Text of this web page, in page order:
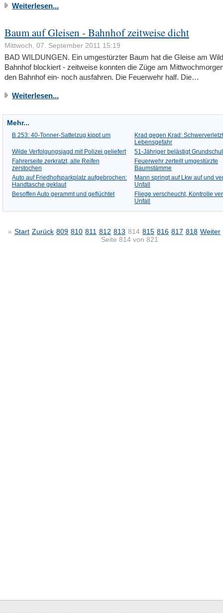
Weiterlesen...
Baum auf Gleisen - Bahnhof zeitweise dicht
Mittwoch, 07. September 2011 15:19
BAD WILDUNGEN. Ein umgestürzter Baum hat die Gleise am
Bahnhof blockiert - zeitweise konnten die Züge am
den Bahnhof ein- noch ausfahren. Die Feuerwehr half. Die…
Weiterlesen...
Mehr...
B 253: 40-Tonner-Sattelzug kippt um
Krad gegen Krad:
Lebensgefahr
Wilde Verfolgungsjagd mit Polizei geliefert
51-Jähriger belästigt
Fahrerseite zerkratzt, alle Reifen
zerstochen
Feuerwehr zerteilt umgestürzte
Baumstämme
Auto auf Friedhofsparkplatz aufgebrochen:
Handtasche geklaut
Mann springt auf Lkw auf und
Unfall
Besoffen Auto gerammt und geflüchtet
Fliege verscheucht, Kontrolle
Unfall
« Start Zurück 809 810 811 812 813 814 815 816 817 818 Weiter
Seite 814 von 821